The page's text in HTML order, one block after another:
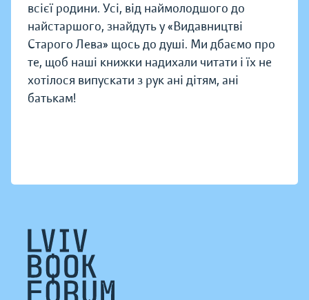
всієї родини. Усі, від наймолодшого до
найстаршого, знайдуть у «Видавництві
Старого Лева» щось до душі. Ми дбаємо про
те, щоб наші книжки надихали читати і їх не
хотілося випускати з рук ані дітям, ані
батькам!